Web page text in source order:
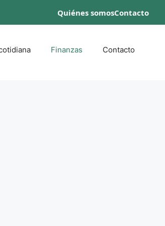
Quiénes somosContacto
Finanzas Contacto